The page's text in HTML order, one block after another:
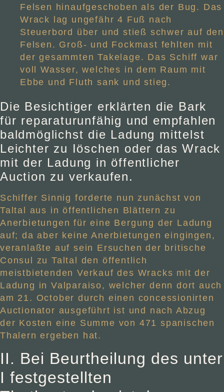
Felsen hinaufgeschoben als der Bug. Das
Wrack lag ungefähr 4 Fuß nach
Steuerbord über und stieß schwer auf den
Felsen. Groß- und Fockmast fehlten mit
der gesammten Takelage. Das Schiff war
voll Wasser, welches in dem Raum mit
Ebbe und Fluth sank und stieg.
Die Besichtiger erklärten die Bark
für reparaturunfähig und empfahlen
baldmöglichst die Ladung mittelst
Leichter zu Iöschen oder das Wrack
mit der Ladung in öffentlicher
Auction zu verkaufen.
Schiffer Sinnig forderte nun zunächst von
Taltal aus in öffentlichen Blättern zu
Anerbietungen für eine Bergung der Ladung
auf; da aber keine Anerbietungen eingingen,
veranlaßte auf sein Ersuchen der britische
Consul zu Taltal den öffentlich
meistbietenden Verkauf des Wracks mit der
Ladung in Valparaiso, welcher denn dort auch
am 21. October durch einen concessionirten
Auctionator ausgeführt ist und nach Abzug
der Kosten eine Summe von 471 spanischen
Thalern ergeben hat.
II. Bei Beurtheilung des unter
I festgestellten